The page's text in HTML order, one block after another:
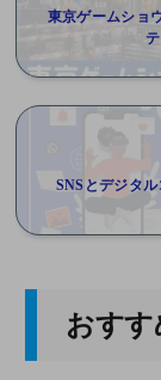
東京ゲームショ
SNSとデジタ
おす